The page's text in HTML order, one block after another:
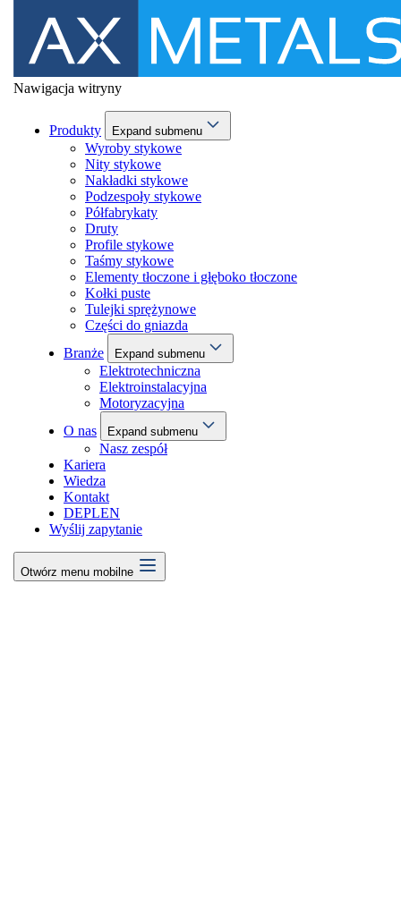
Nawigacja witryny
Produkty Expand submenu
Wyroby stykowe
Nity stykowe
Nakładki stykowe
Podzespoły stykowe
Półfabrykaty
Druty
Profile stykowe
Taśmy stykowe
Elementy tłoczone i głęboko tłoczone
Kołki puste
Tulejki sprężynowe
Części do gniazda
Branże
Expand submenu
Elektrotechniczna
Elektroinstalacyjna
Motoryzacyjna
O nas
Expand submenu
Nasz zespół
Kariera
Wiedza
Kontakt
DEPLEN
Wyślij zapytanie
Otwórz menu mobilne